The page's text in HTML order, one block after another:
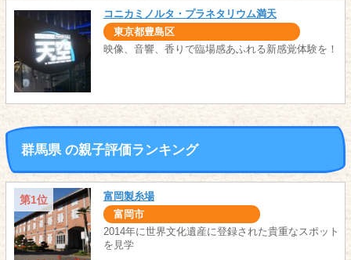
コニカミノルタ・プラネタリウム満天
東京都豊島区
映像、音響、香りで臨場感あふれる新感覚体験を！
群馬県 の親子評価ランキング
第1位 富岡製糸場
富岡市
2014年に世界文化遺産に登録された貴重なスポット
を見学